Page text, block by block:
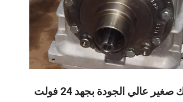
مكبس كرنك صغير عالي الجودة بجهد 24 فولت